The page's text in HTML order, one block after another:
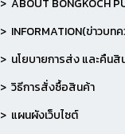
> ABOUT BONGKOCH
> INFORMATION(ข่าวบท
> นโยบายการส่ง และคืนสิ
> วิธีการสั่งซื้อสินค้า
> แผนผังเว็บไซต์